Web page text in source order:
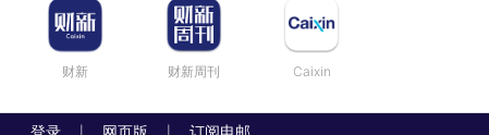
财新 财新周刊 Caixin
登录 网页版 订阅电邮